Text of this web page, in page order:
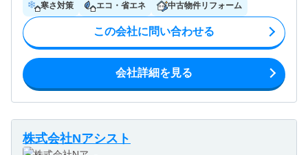
寒さ対策 エコ・省エネ 中古物件リフォーム
この会社に問い合わせる
会社詳細を見る
株式会社Nアシスト